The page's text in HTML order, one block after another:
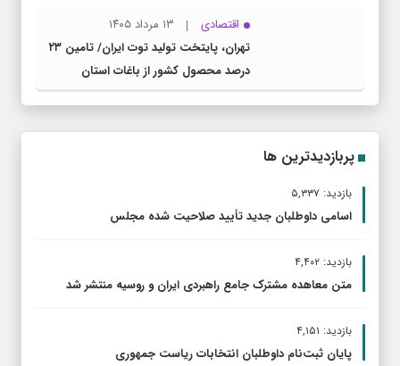
اقتصادی
۱۳ مرداد ۱۴۰۵
تهران، پایتخت تولید توت ایران/ تامین ۲۳
درصد محصول کشور از باغات استان
پربازدیدترین ها
بازدید: ۵,۳۳۷
اسامی داوطلبان جدید تأیید صلاحیت شده مجلس
بازدید: ۴,۴۰۲
متن معاهده مشترک جامع راهبردی ایران و روسیه منتشر شد
بازدید: ۴,۱۵۱
پایان ثبت‌نام داوطلبان انتخابات ریاست جمهوری